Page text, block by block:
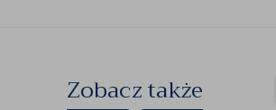
Zobacz także